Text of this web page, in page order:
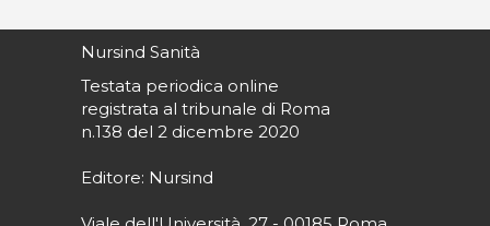
Nursind Sanità
Testata periodica online
registrata al tribunale di Roma
n.138 del 2 dicembre 2020
Editore: Nursind